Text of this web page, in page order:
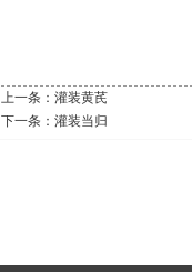
上一条：灌装黄芪
下一条：灌装当归